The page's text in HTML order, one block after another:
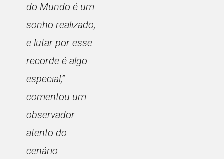
do Mundo é um
sonho realizado,
e lutar por esse
recorde é algo
especial,”
comentou um
observador
atento do
cenário